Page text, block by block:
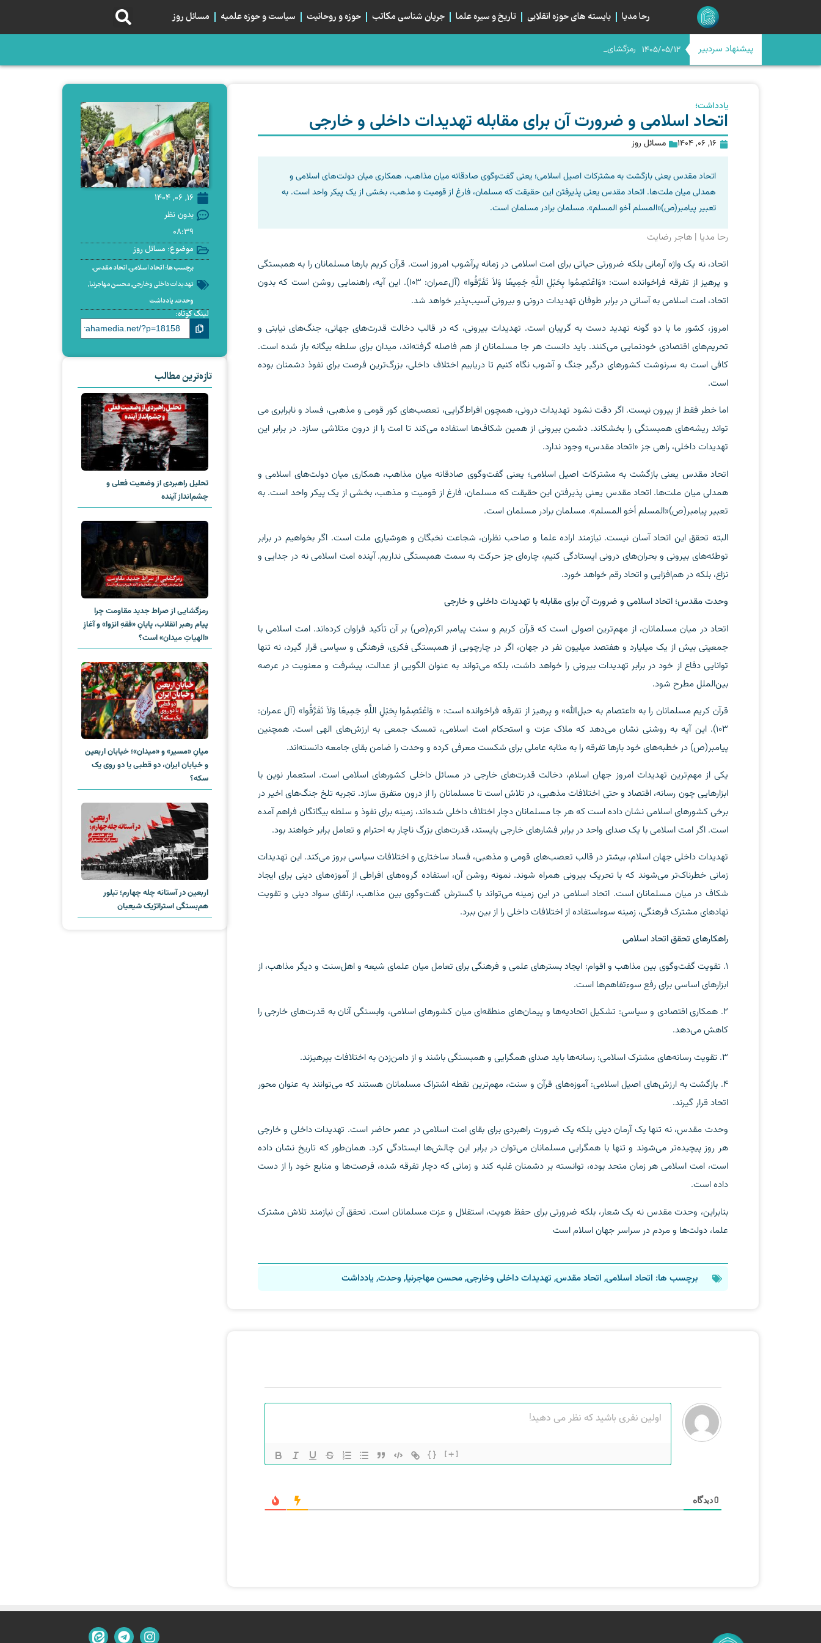
رحا مدیا بایسته های حوزه انقلابی تاریخ و سیره علما جریان شناسی مکاتب حوزه و روحانیت سیاست و حوزه علمیه مسائل روز
پیشنهاد سردبیر 1405/05/12 رمزگشایی از صراط جدی
میانِ «مسیر» و «میدان»؛ خیابان اربعین و خیابان ایران، دو قطبی یا دو روی یک...
اربعین در آستانه چله چهارم؛ تبلور هم‌بستگی استراتژیک شیعیان
اگر امام حسن(ع) امروز بود، صلح می‌کرد؟
یادداشت؛
اتحاد اسلامی و ضرورت آن برای مقابله تهدیدات داخلی و خارجی
16, 06, 1404 مسائل روز
اتحاد مقدس یعنی بازگشت به مشترکات اصیل اسلامی؛ یعنی گفت‌وگوی صادقانه میان مذاهب، همکاری میان دولت‌های اسلامی و
همدلی میان ملت‌ها. اتحاد مقدس یعنی پذیرفتن این حقیقت که مسلمان، فارغ از قومیت و مذهب، بخشی از یک پیکر واحد است. به
تعبیر پیامبر(ص)«المسلم أخو المسلم». مسلمان برادر مسلمان است.
رحا مدیا | هاجر رضایت
اتحاد، نه یک واژه آرمانی بلکه ضرورتی حیاتی برای امت اسلامی در زمانه پرآشوب امروز است. قرآن کریم بارها مسلمانان را به همبستگی
و پرهیز از تفرقه فراخوانده است: «وَاعْتَصِمُوا بِحَبْلِ اللَّهِ جَمِیعًا وَلاَ تَفَرَّقُوا» (آل‌عمران: ۱۰۳). این آیه، راهنمایی روشن است که بدون
اتحاد، امت اسلامی به آسانی در برابر طوفان تهدیدات درونی و بیرونی آسیب‌پذیر خواهد شد.
امروز، کشور ما با دو گونه تهدید دست به گریبان است. تهدیدات بیرونی، که در قالب دخالت قدرت‌های جهانی، جنگ‌های نیابتی و
تحریم‌های اقتصادی خودنمایی می‌کنند. باید دانست هر جا مسلمانان از هم فاصله گرفته‌اند، میدان برای سلطه بیگانه باز شده است.
کافی است به سرنوشت کشورهای درگیر جنگ و آشوب نگاه کنیم تا دریابیم اختلاف داخلی، بزرگ‌ترین فرصت برای نفوذ دشمنان بوده
است.
اما خطر فقط از بیرون نیست. اگر دقت نشود تهدیدات درونی، همچون افراط‌گرایی، تعصب‌های کور قومی و مذهبی، فساد و نابرابری می
تواند ریشه‌های همبستگی را بخشکاند. دشمن بیرونی از همین شکاف‌ها استفاده می‌کند تا امت را از درون متلاشی سازد. در برابر این
تهدیدات داخلی، راهی جز «اتحاد مقدس» وجود ندارد.
اتحاد مقدس یعنی بازگشت به مشترکات اصیل اسلامی؛ یعنی گفت‌وگوی صادقانه میان مذاهب، همکاری میان دولت‌های اسلامی و
همدلی میان ملت‌ها. اتحاد مقدس یعنی پذیرفتن این حقیقت که مسلمان، فارغ از قومیت و مذهب، بخشی از یک پیکر واحد است. به
تعبیر پیامبر(ص)«المسلم أخو المسلم». مسلمان برادر مسلمان است.
البته تحقق این اتحاد آسان نیست. نیازمند اراده علما و صاحب نظران، شجاعت نخبگان و هوشیاری ملت‌ است. اگر بخواهیم در برابر
توطئه‌های بیرونی و بحران‌های درونی ایستادگی کنیم، چاره‌ای جز حرکت به سمت همبستگی نداریم. آینده امت اسلامی نه در جدایی و
نزاع، بلکه در هم‌افزایی و اتحاد رقم خواهد خورد.
وحدت مقدس؛ اتحاد اسلامی و ضرورت آن برای مقابله با تهدیدات داخلی و خارجی
اتحاد در میان مسلمانان، از مهم‌ترین اصولی است که قرآن کریم و سنت پیامبر اکرم(ص) بر آن تأکید فراوان کرده‌اند. امت اسلامی با
جمعیتی بیش از یک میلیارد و هفتصد میلیون نفر در جهان، اگر در چارچوبی از همبستگی فکری، فرهنگی و سیاسی قرار گیرد، نه تنها
توانایی دفاع از خود در برابر تهدیدات بیرونی را خواهد داشت، بلکه می‌تواند به عنوان الگویی از عدالت، پیشرفت و معنویت در عرصه
بین‌الملل مطرح شود.
قرآن کریم مسلمانان را به «اعتصام به حبل‌الله» و پرهیز از تفرقه فراخوانده است: « وَاعْتَصِمُوا بِحَبْلِ اللَّهِ جَمِیعًا وَلاَ تَفَرَّقُوا» (آل عمران:
۱۰۳). این آیه به روشنی نشان می‌دهد که ملاک عزت و استحکام امت اسلامی، تمسک جمعی به ارزش‌های الهی است. همچنین
پیامبر(ص) در خطبه‌های خود بارها تفرقه را به مثابه عاملی برای شکست معرفی کرده و وحدت را ضامن بقای جامعه دانسته‌اند.
یکی از مهم‌ترین تهدیدات امروز جهان اسلام، دخالت قدرت‌های خارجی در مسائل داخلی کشورهای اسلامی است. استعمار نوین با
ابزارهایی چون رسانه، اقتصاد و حتی اختلافات مذهبی، در تلاش است تا مسلمانان را از درون متفرق سازد. تجربه تلخ جنگ‌های اخیر در
برخی کشورهای اسلامی نشان داده است که هر جا مسلمانان دچار اختلاف داخلی شده‌اند، زمینه برای نفوذ و سلطه بیگانگان فراهم آمده
است. اگر امت اسلامی با یک صدای واحد در برابر فشارهای خارجی بایستد، قدرت‌های بزرگ ناچار به احترام و تعامل برابر خواهند بود.
تهدیدات داخلی جهان اسلام، بیشتر در قالب تعصب‌های قومی و مذهبی، فساد ساختاری و اختلافات سیاسی بروز می‌کند. این تهدیدات
زمانی خطرناک‌تر می‌شوند که با تحریک بیرونی همراه شوند. نمونه روشن آن، استفاده گروه‌های افراطی از آموزه‌های دینی برای ایجاد
شکاف در میان مسلمانان است. اتحاد اسلامی در این زمینه می‌تواند با گسترش گفت‌وگوی بین مذاهب، ارتقای سواد دینی و تقویت
نهادهای مشترک فرهنگی، زمینه سوءاستفاده از اختلافات داخلی را از بین ببرد.
راهکارهای تحقق اتحاد اسلامی
1. تقویت گفت‌وگوی بین مذاهب و اقوام: ایجاد بسترهای علمی و فرهنگی برای تعامل میان علمای شیعه و اهل‌سنت و دیگر مذاهب، از
ابزارهای اساسی برای رفع سوءتفاهم‌ها است.
2. همکاری اقتصادی و سیاسی: تشکیل اتحادیه‌ها و پیمان‌های منطقه‌ای میان کشورهای اسلامی، وابستگی آنان به قدرت‌های خارجی را
کاهش می‌دهد.
3. تقویت رسانه‌های مشترک اسلامی: رسانه‌ها باید صدای همگرایی و همبستگی باشند و از دامن‌زدن به اختلافات بپرهیزند.
4. بازگشت به ارزش‌های اصیل اسلامی: آموزه‌های قرآن و سنت، مهم‌ترین نقطه اشتراک مسلمانان هستند که می‌توانند به عنوان محور
اتحاد قرار گیرند.
وحدت مقدس، نه تنها یک آرمان دینی بلکه یک ضرورت راهبردی برای بقای امت اسلامی در عصر حاضر است. تهدیدات داخلی و خارجی
هر روز پیچیده‌تر می‌شوند و تنها با همگرایی مسلمانان می‌توان در برابر این چالش‌ها ایستادگی کرد. همان‌طور که تاریخ نشان داده
است، امت اسلامی هر زمان متحد بوده، توانسته بر دشمنان غلبه کند و زمانی که دچار تفرقه شده، فرصت‌ها و منابع خود را از دست
داده است.
بنابراین، وحدت مقدس نه یک شعار، بلکه ضرورتی برای حفظ هویت، استقلال و عزت مسلمانان است. تحقق آن نیازمند تلاش مشترک
علما، دولت‌ها و مردم در سراسر جهان اسلام است
برچسب ها: اتحاد اسلامی, اتحاد مقدس, تهدیدات داخلی وخارجی,محسن مهاجرنیا,وحدت, یادداشت
{} [+]
0دیدگاه
16, 06, 1404
بدون نظر
08:39
موضوع: مسائل روز
برچسب ها:اتحاد اسلامی,اتحاد مقدس,
تهدیدات داخلی وخارجی,محسن مهاجرنیا,
وحدت,یادداشت
لینک کوتاه:
تازه‌ترین مطالب
تحلیل راهبردی از وضعیت فعلی و
چشم‌انداز آینده
رمزگشایی از صراط جدید مقاومت چرا
پیام رهبر انقلاب، پایانِ «فقهِ انزوا» و آغازِ
«الهیاتِ میدان» است؟
میانِ «مسیر» و «میدان»؛ خیابان اربعین
و خیابان ایران، دو قطبی یا دو روی یک
سکه؟‌
اربعین در آستانه چله چهارم؛ تبلور
هم‌بستگی استراتژیک شیعیان